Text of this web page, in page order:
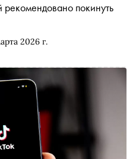
2026 г.
покинуть